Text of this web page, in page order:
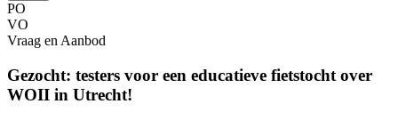
PO
VO
Vraag en Aanbod
Gezocht: testers voor een educatieve fietstocht over
WOII in Utrecht!